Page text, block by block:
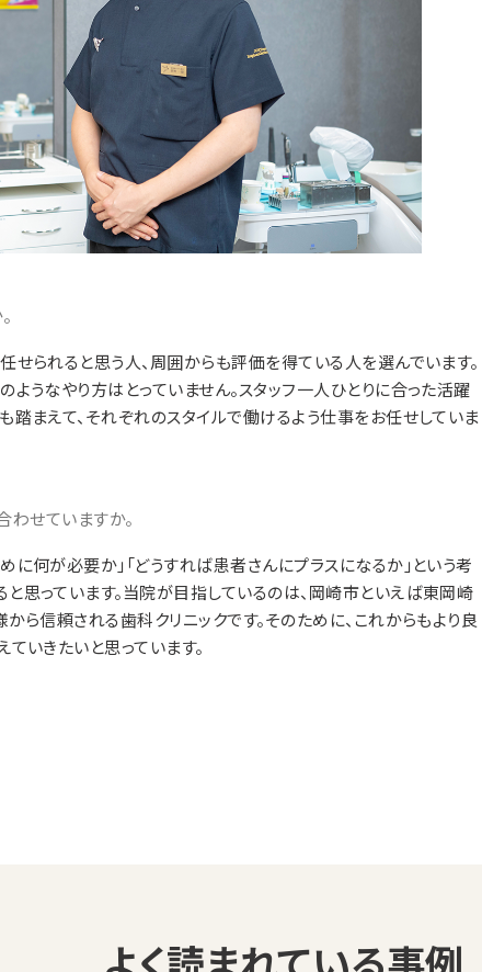
せられると思う人、周囲からも評価を得ている人を選んでいます。
うなやり方はとっていません。スタッフ一人ひとりに合った活躍
踏まえて、それぞれのスタイルで働けるよう仕事をお任せしていま
わせていますか。
何が必要か」「どうすれば患者さんにプラスになるか」という考
思っています。当院が目指しているのは、岡崎市といえば東岡崎
ら信頼される歯科クリニックです。そのために、これからもより良
いきたいと思っています。